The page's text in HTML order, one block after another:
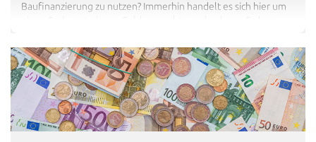
Baufinanzierung zu nutzen? Immerhin handelt es sich hier um
Schulden begleichen. Die Idee ist nicht neu: Grundstücke oder
Immobilien wurden schon im antiken Rom als Kreditsicherheit
eingesetzt. Und so fand die Hypothek Eingang in das römische
Recht. In Deutschland sind Hypotheken bei der
Baufinanzierung heutzutage eher die Ausnahme, häufiger
verlangen Banken eine Grundschuld zur…